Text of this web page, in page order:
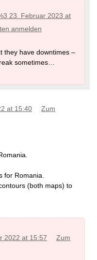
23. Februar 2023 at
anmelden
they have downtimes –
sometimes…
at 15:40
Zum
for Romania.
(both maps) to
2022 at 15:57
Zum